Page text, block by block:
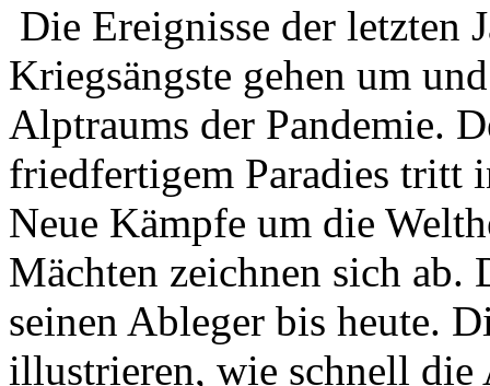
Die Ereignisse der letzten
Kriegsängste gehen um
Alptraums der Pandemie.
friedfertigem Paradies tritt
Neue Kämpfe um die
Mächten zeichnen sich
seinen Ableger bis heute.
illustrieren, wie schnell die